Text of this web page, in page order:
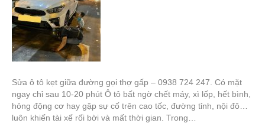
Sửa ô tô kẹt giữa đường gọi thợ gấp – 0938 724 247. Có mặt
ngay chỉ sau 10-20 phút Ô tô bất ngờ chết máy, xì lốp, hết bình,
hỏng động cơ hay gặp sự cố trên cao tốc, đường tỉnh, nội đô…
luôn khiến tài xế rối bời và mất thời gian. Trong…